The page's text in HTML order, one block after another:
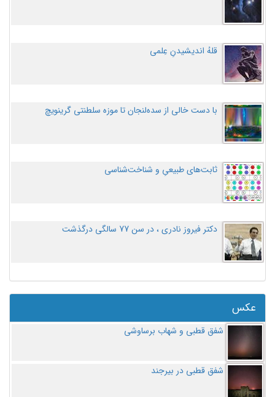
قلهُ اندیشیدنِ عِلمی
با دست خالی از سده‌لنجان تا موزه سلطنتی گرینویچ
ثابت‌های طبیعیِ و شناخت‌شناسی
دکتر فیروز نادری ، در سن 77 سالگی درگذشت
عکس
شفق قطبی و شهاب برساوشی
شفق قطبی در بیرجند